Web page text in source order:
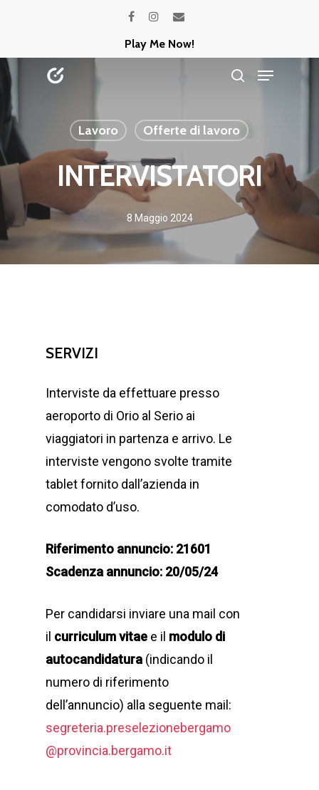
main
content
facebookinstagram
email
Play Me Now!
Menu
Lavoro Offerte di lavoro
INTERVISTATORI
8 Maggio 2024
SERVIZI
Interviste da effettuare presso
aeroporto di Orio al Serio ai
viaggiatori in partenza e arrivo. Le
interviste vengono svolte tramite
tablet fornito dall’azienda in
comodato d’uso.
Riferimento annuncio: 21601
Scadenza annuncio: 20/05/24
Per candidarsi inviare una mail con
il curriculum vitae e il modulo di
autocandidatura(indicando il
numero di riferimento
dell’annuncio) alla seguente mail:
segreteria.preselezionebergamo
@provincia.bergamo.it